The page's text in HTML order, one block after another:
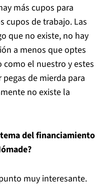
más cupos para
cupos de trabajo. Las
que no existe, no hay
a menos que optes
el nuestro y estes
de mierda para
no existe la
del financiamiento
muy interesante.